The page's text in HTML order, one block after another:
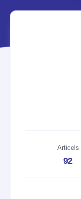
Articels
92